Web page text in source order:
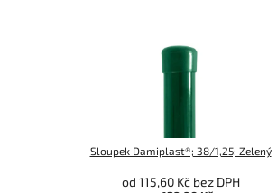
Sloupek Damiplast®; 38/1,25; Zelený
od 115,60 Kč bez DPH